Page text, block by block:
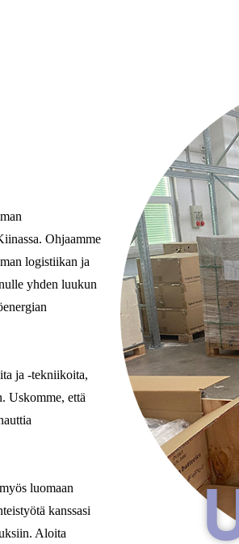
Ohjaamme
logistiikan ja
yhden luukun
ja -tekniikoita,
Uskomme, että
luomaan
kanssasi
Aloita